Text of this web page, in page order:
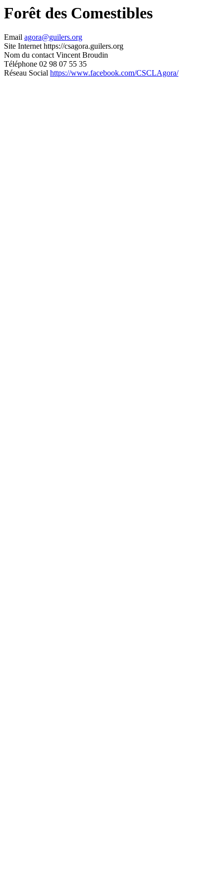
Forêt des Comestibles
Email agora@guilers.org
Site Internet https://csagora.guilers.org
Nom du contact Vincent Broudin
Téléphone 02 98 07 55 35
Réseau Social https://www.facebook.com/CSCLAgora/